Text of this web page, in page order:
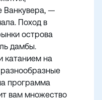
Ванкувера, —
Поход в
острова
дамбы.
катанием на
программа
вам множество